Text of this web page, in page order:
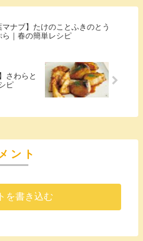
マナブ】たけのことふきのとう
ら｜春の簡単レシピ
さわらと
ピ
ント
を書き込む